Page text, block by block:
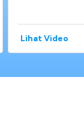
Lihat Video